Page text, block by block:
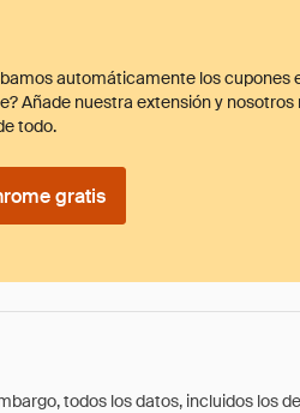
automáticamente los cupones
Añade nuestra extensión y nosotros
todo.
gratis
todos los datos, incluidos los